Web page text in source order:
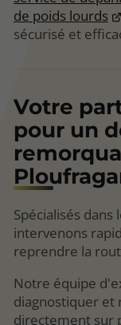
de poids lourds
sécurisé et
Votre
pour un
Spécialisés dans
intervenons
reprendre la
Notre équipe
diagnostiquer et
directement sur